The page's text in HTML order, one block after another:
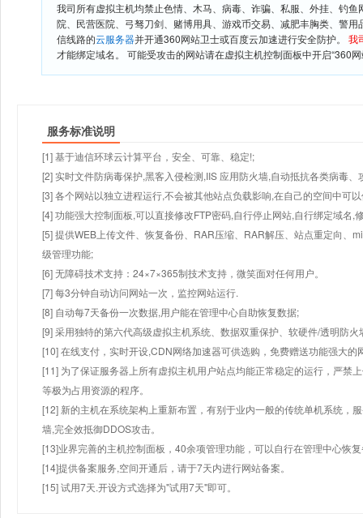
我司所有虚拟主机均禁止色情、木马、病毒、诈骗、私服、外挂、钓
院、民营医院、弓驽刀剑、赌博用具、游戏币交易、减肥丰胸类、警
信线路的云服务器并开通360网站卫士或百度云加速进行安全防护。 我
才能绑定域名。 可能受攻击的网站请在虚拟主机控制面板中开启“360
服务标准说明
[1] 基于迪信环球云计算平台，安全、可靠、稳定!;
[2] 实时文件防病毒保护,黑客入侵检测,IIS 应用防火墙,自动抵抗各类病毒、
[3] 各个网站以独立进程运行,不会被其他站点负载影响,在自己的空间中可
[4] 功能强大控制面板,可以直接修改FTP密码,自行停止网站,自行绑定域名,
[5] 提供WEB上传文件、恢复备份、RAR压缩、RAR解压、站点重定向、
级管理功能;
[6] 无障碍技术支持：24×7×365制技术支持，微笑面对任何用户。
[7] 每3分钟自动访问网站一次，监控网站运行.
[8] 自动每7天备份一次数据,用户能在管理中心自助恢复数据;
[9] 采用独特的第六代高级虚拟主机系统、数据双重保护、软硬件/透明防火
[10] 在线支付，实时开设,CDN网络加速器可供选购，免费赠送功能强大
[11] 为了保证服务器上所有虚拟主机用户站点均能正常稳定的运行，严禁
等极为占用资源的程序。
[12] 新的主机在系统架构上重新布置，有别于业内一般的传统单机系统，
墙,完全效抵御DDOS攻击。
[13]业界完善的主机控制面板，40余项管理功能，可以自行在管理中心恢
[14]提供备案服务,空间开通后，请于7天内进行网站备案。
[15] 试用7天.开设方式选择为"试用7天"即可。